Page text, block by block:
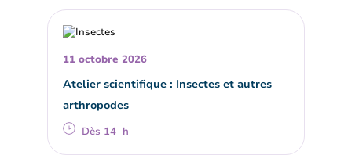
11 octobre 2026
Atelier scientifique : Insectes et autres
arthropodes
Dès 14 h